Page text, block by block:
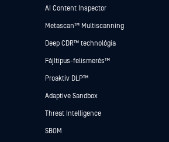
AI Content Inspector
Metascan™ Multiscanning
Deep CDR™ technológia
Fájltípus-felismerés™
Proaktív DLP™
Adaptive Sandbox
Threat Intelligence
SBOM